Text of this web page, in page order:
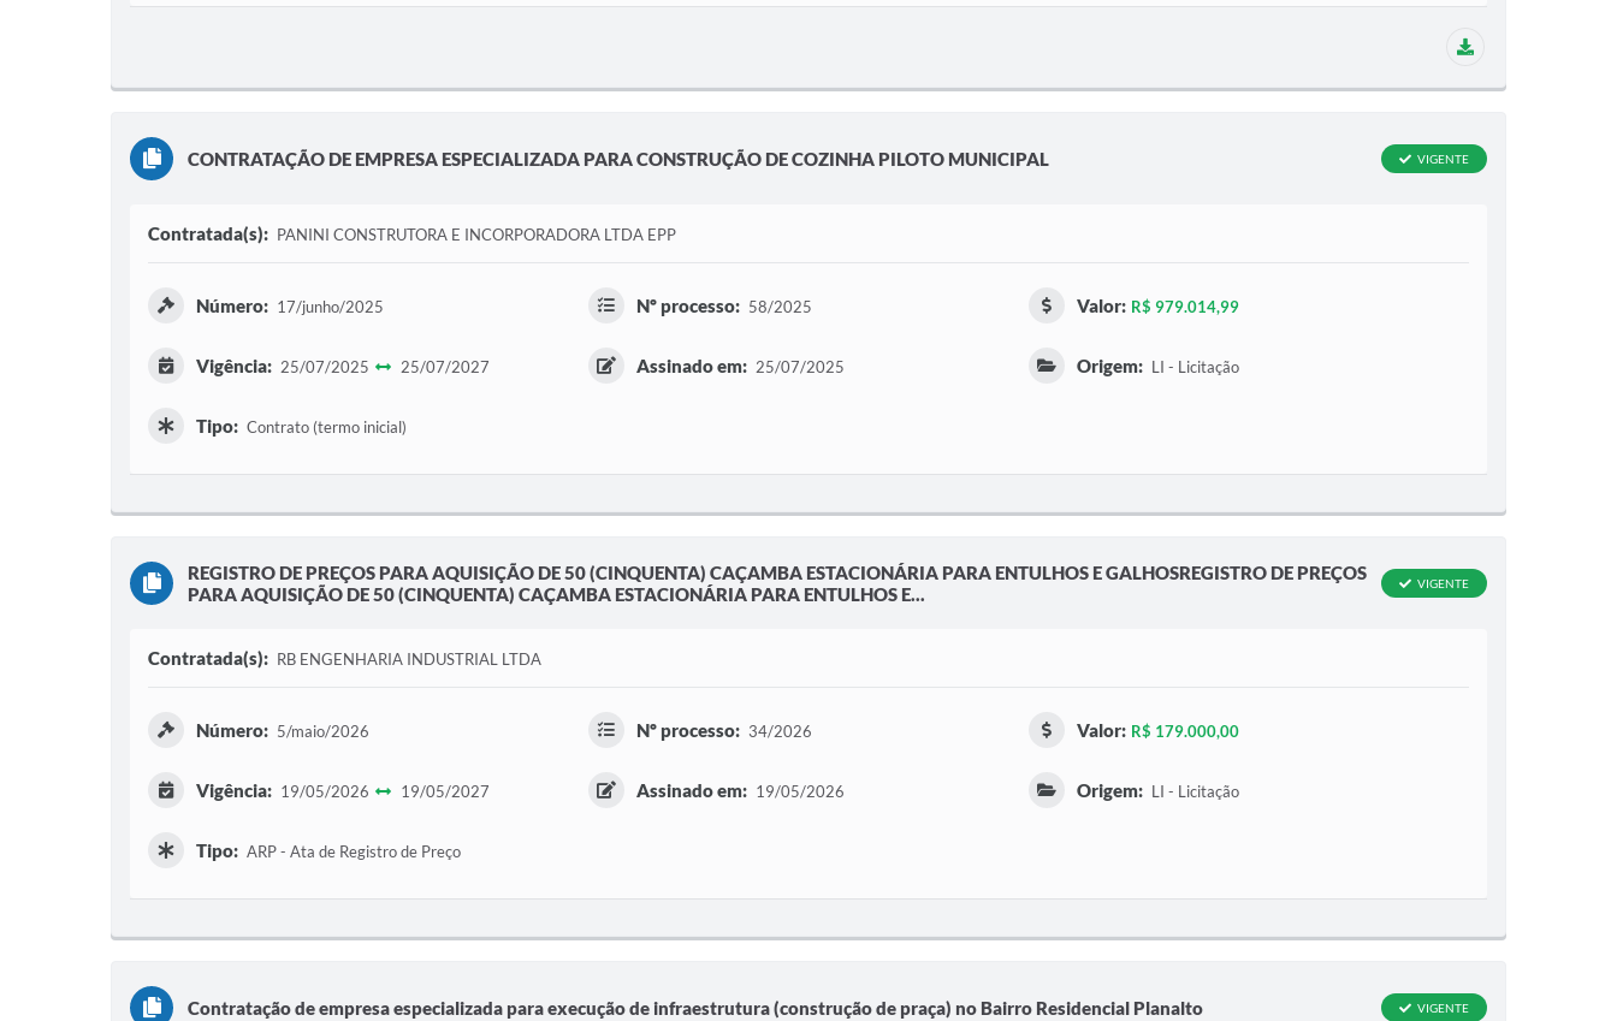
CONTRATAÇÃO DE EMPRESA ESPECIALIZADA PARA CONSTRUÇÃO DE COZINHA PILOTO MUNICIPAL VIGENTE
Contratada(s): PANINI CONSTRUTORA E INCORPORADORA LTDA EPP
Número: 17/junho/2025 Nº processo: 58/2025 Valor: R$ 979.014,99
Vigência: 25/07/2025 25/07/2027 Assinado em: 25/07/2025 Origem: LI - Licitação
Tipo: Contrato (termo inicial)
REGISTRO DE PREÇOS PARA AQUISIÇÃO DE 50 (CINQUENTA) CAÇAMBA ESTACIONÁRIA PARA ENTULHOS E GALHOSREGISTRO DE PREÇOS
PARA AQUISIÇÃO DE 50 (CINQUENTA) CAÇAMBA ESTACIONÁRIA PARA ENTULHOS E...
VIGENTE
Contratada(s): RB ENGENHARIA INDUSTRIAL LTDA
Número: 5/maio/2026 Nº processo: 34/2026 Valor: R$ 179.000,00
Vigência: 19/05/2026 19/05/2027 Assinado em: 19/05/2026 Origem: LI - Licitação
Tipo: ARP - Ata de Registro de Preço
Contratação de empresa especializada para execução de infraestrutura (construção de praça) no Bairro Residencial Planalto VIGENTE